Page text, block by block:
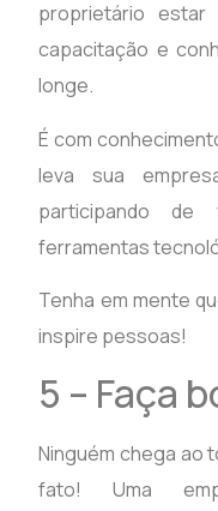
proprietário
capacitação e
longe.
É com
leva sua
participando de
ferramentas
Tenha em mente
inspire pessoas!
5 – Faça
Ninguém chega ao
fato! Uma